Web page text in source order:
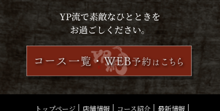
トップページ 店舗情報 コース紹介
最新情報